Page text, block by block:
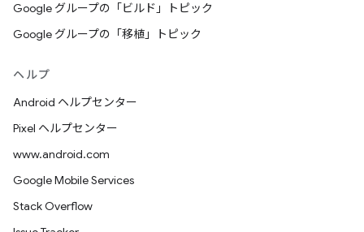
Google グループの「ビルド」トピック
Google グループの「移植」トピック
ヘルプ
Android ヘルプセンター
Pixel ヘルプセンター
www.android.com
Google Mobile Services
Stack Overflow